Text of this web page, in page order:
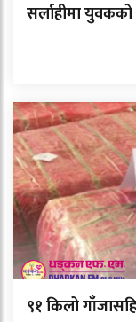
सर्लाहीमा युवकको
९१ किलो